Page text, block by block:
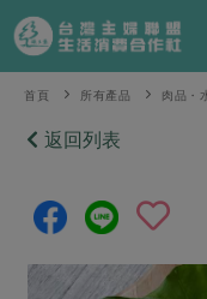
產品分類
當季蔬果
芽苗類
辛香料類
食譜料理
食材
特別企畫
預購活動
綠主張
首頁 所有產品 肉品・
返回列表